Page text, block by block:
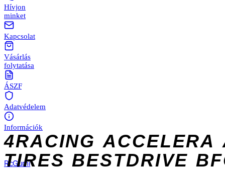
Hívjon
minket
Kapcsolat
Vásárlás
folytatása
ÁSZF
Adatvédelem
Információk
4RACING ACCELERA
TIRES BESTDRIVE
RcGumi